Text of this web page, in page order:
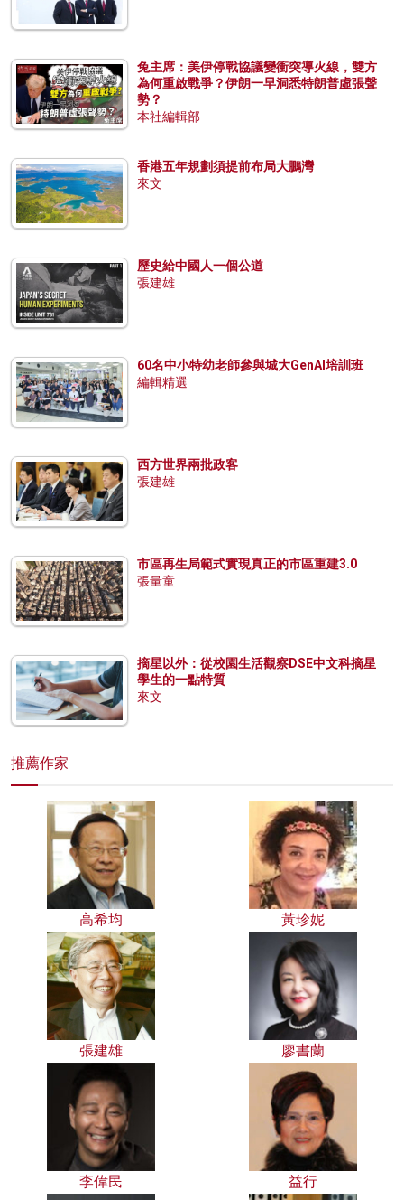
兔主席：美伊停戰協議變衝突導火線，雙方
為何重啟戰爭？伊朗一早洞悉特朗普虛張聲
勢？
本社編輯部
香港五年規劃須提前布局大鵬灣
來文
歷史給中國人一個公道
張建雄
60名中小特幼老師參與城大GenAI培訓班
編輯精選
西方世界兩批政客
張建雄
市區再生局範式實現真正的市區重建3.0
張量童
摘星以外：從校園生活觀察DSE中文科摘星
學生的一點特質
來文
推薦作家
高希均 黃珍妮
張建雄 廖書蘭
李偉民 益行